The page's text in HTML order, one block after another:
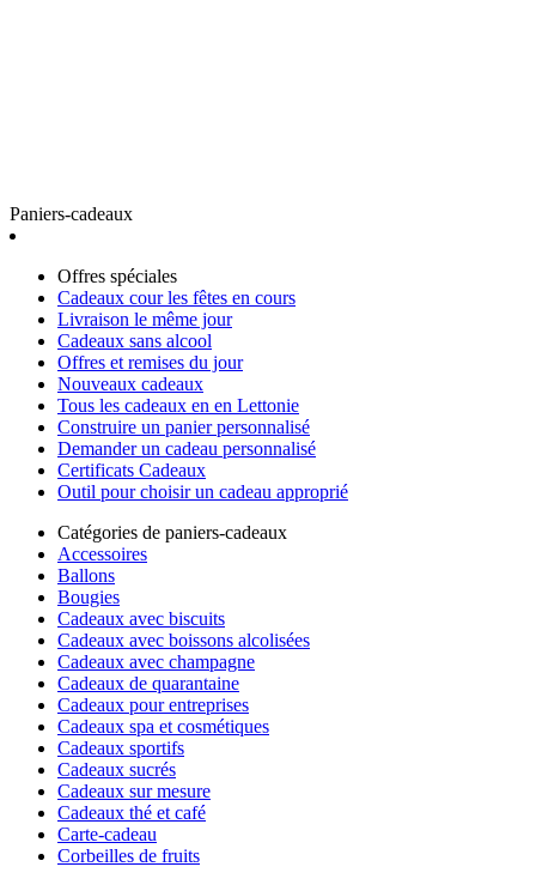
Paniers-cadeaux
Offres spéciales
Cadeaux cour les fêtes en cours
Livraison le même jour
Cadeaux sans alcool
Offres et remises du jour
Nouveaux cadeaux
Tous les cadeaux en en Lettonie
Construire un panier personnalisé
Demander un cadeau personnalisé
Certificats Cadeaux
Outil pour choisir un cadeau approprié
Catégories de paniers-cadeaux
Accessoires
Ballons
Bougies
Cadeaux avec biscuits
Cadeaux avec boissons alcolisées
Cadeaux avec champagne
Cadeaux de quarantaine
Cadeaux pour entreprises
Cadeaux spa et cosmétiques
Cadeaux sportifs
Cadeaux sucrés
Cadeaux sur mesure
Cadeaux thé et café
Carte-cadeau
Corbeilles de fruits